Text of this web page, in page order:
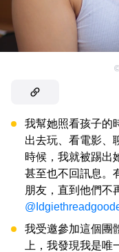
我幫她照看孩子的
出去玩、看電影、
時候，我就被踢出
甚至也不回訊息。
朋友，直到他們不
我受邀參加這個團
上，我發現我是